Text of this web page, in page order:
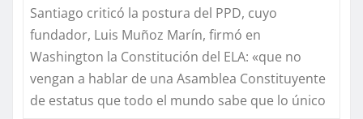
Santiago criticó la postura del PPD, cuyo
fundador, Luis Muñoz Marín, firmó en
Washington la Constitución del ELA: «que no
vengan a hablar de una Asamblea Constituyente
de estatus que todo el mundo sabe que lo único